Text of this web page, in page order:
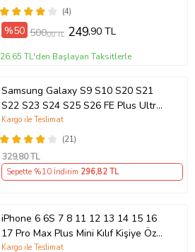
(4)
%50 500,00 TL 249,90 TL
26,65 TL'den Başlayan Taksitlerle
Samsung Galaxy S9 S10 S20 S21
S22 S23 S24 S25 S26 FE Plus Ultra
Kılıf Kişiye Özel Resimli Fotoğraflı
Silikon
(21)
Kargo ile Teslimat
329,80 TL
Sepette %10 İndirim 296,82 TL
iPhone 6 6S 7 8 11 12 13 14 15 16
17 Pro Max Plus Mini Kılıf Kişiye Özel
Resimli Fotoğraflı Silikon
Kargo ile Teslimat